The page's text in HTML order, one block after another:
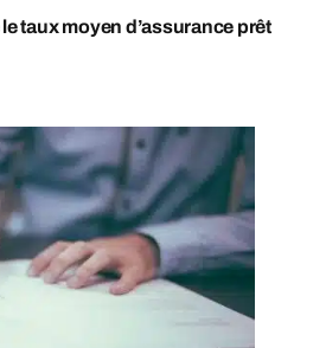
taux moyen d’assurance prêt